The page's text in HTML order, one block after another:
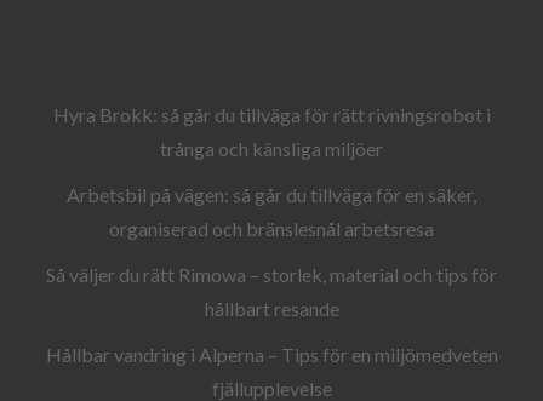
Hyra Brokk: så går du tillväga för rätt rivningsrobot i
trånga och känsliga miljöer
Arbetsbil på vägen: så går du tillväga för en säker,
organiserad och bränslesnål arbetsresa
Så väljer du rätt Rimowa – storlek, material och tips för
hållbart resande
Hållbar vandring i Alperna – Tips för en miljömedveten
fjällupplevelse